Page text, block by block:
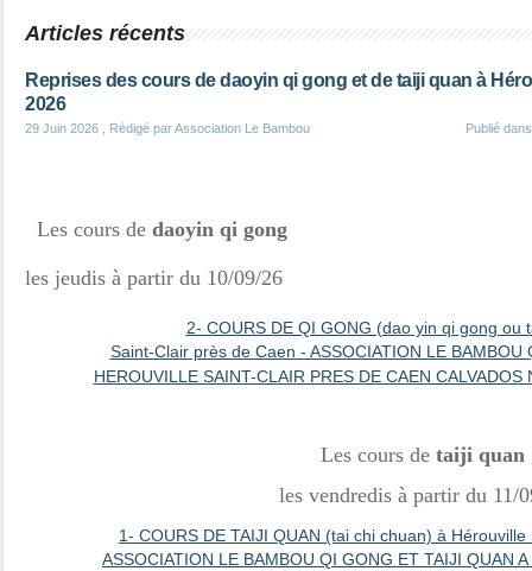
Articles récents
Reprises des cours de daoyin qi gong et de taiji quan à
2026
29 Juin 2026 , Rédigé par Association Le Bambou Publié
Les cours de daoyin qi gong
les jeudis à partir du 10/09/26
2- COURS DE QI GONG (dao yin qi gong ou
Saint-Clair près de Caen - ASSOCIATION LE BAMBOU
HEROUVILLE SAINT-CLAIR PRES DE CAEN CALVADOS
Les cours de taiji quan
les vendredis à partir du 11/
1- COURS DE TAIJI QUAN (tai chi chuan) à
ASSOCIATION LE BAMBOU QI GONG ET TAIJI QUAN